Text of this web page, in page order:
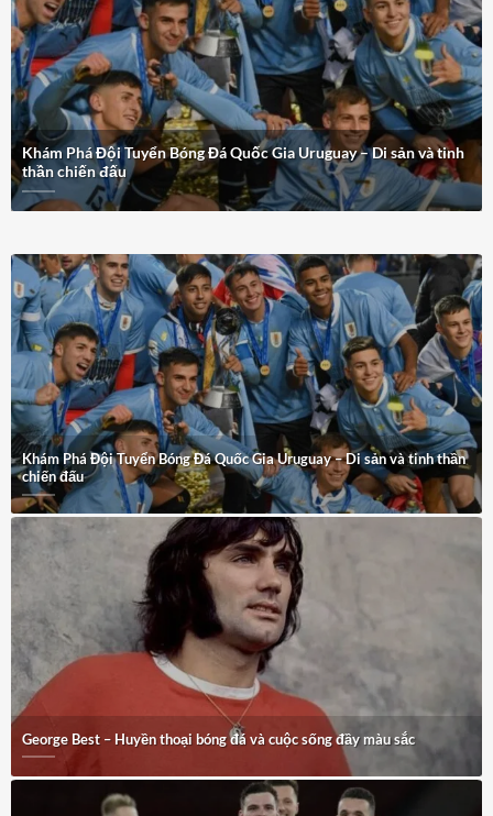
Khám Phá Đội Tuyển Bóng Đá Quốc Gia Uruguay – Di sản và tinh
thần chiến đấu
Khám Phá Đội Tuyển Bóng Đá Quốc Gia Uruguay – Di sản và tinh thần
chiến đấu
George Best – Huyền thoại bóng đá và cuộc sống đầy màu sắc